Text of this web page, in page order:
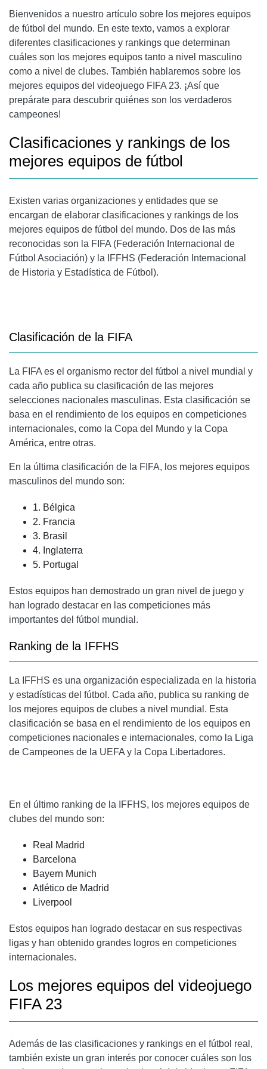
Bienvenidos a nuestro artículo sobre los mejores equipos
de fútbol del mundo. En este texto, vamos a explorar
diferentes clasificaciones y rankings que determinan
cuáles son los mejores equipos tanto a nivel masculino
como a nivel de clubes. También hablaremos sobre los
mejores equipos del videojuego FIFA 23. ¡Así que
prepárate para descubrir quiénes son los verdaderos
campeones!
Clasificaciones y rankings de los
mejores equipos de fútbol
Existen varias organizaciones y entidades que se
encargan de elaborar clasificaciones y rankings de los
mejores equipos de fútbol del mundo. Dos de las más
reconocidas son la FIFA (Federación Internacional de
Fútbol Asociación) y la IFFHS (Federación Internacional
de Historia y Estadística de Fútbol).
Clasificación de la FIFA
La FIFA es el organismo rector del fútbol a nivel mundial y
cada año publica su clasificación de las mejores
selecciones nacionales masculinas. Esta clasificación se
basa en el rendimiento de los equipos en competiciones
internacionales, como la Copa del Mundo y la Copa
América, entre otras.
En la última clasificación de la FIFA, los mejores equipos
masculinos del mundo son:
1. Bélgica
2. Francia
3. Brasil
4. Inglaterra
5. Portugal
Estos equipos han demostrado un gran nivel de juego y
han logrado destacar en las competiciones más
importantes del fútbol mundial.
Ranking de la IFFHS
La IFFHS es una organización especializada en la historia
y estadísticas del fútbol. Cada año, publica su ranking de
los mejores equipos de clubes a nivel mundial. Esta
clasificación se basa en el rendimiento de los equipos en
competiciones nacionales e internacionales, como la Liga
de Campeones de la UEFA y la Copa Libertadores.
En el último ranking de la IFFHS, los mejores equipos de
clubes del mundo son:
Real Madrid
Barcelona
Bayern Munich
Atlético de Madrid
Liverpool
Estos equipos han logrado destacar en sus respectivas
ligas y han obtenido grandes logros en competiciones
internacionales.
Los mejores equipos del videojuego
FIFA 23
Además de las clasificaciones y rankings en el fútbol real,
también existe un gran interés por conocer cuáles son los